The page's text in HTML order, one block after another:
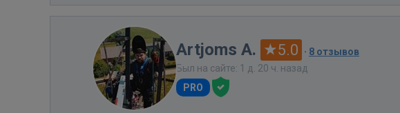
Artjoms A. 5.0 · 8 отзывов
Был на сайте: 1 д. 20 ч. назад
PRO